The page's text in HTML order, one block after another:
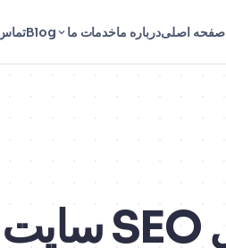
صفحه اصلیدرباره ماخدمات ما Blog
موانع نامرئی: چگونه با تحلیل SEO سایت